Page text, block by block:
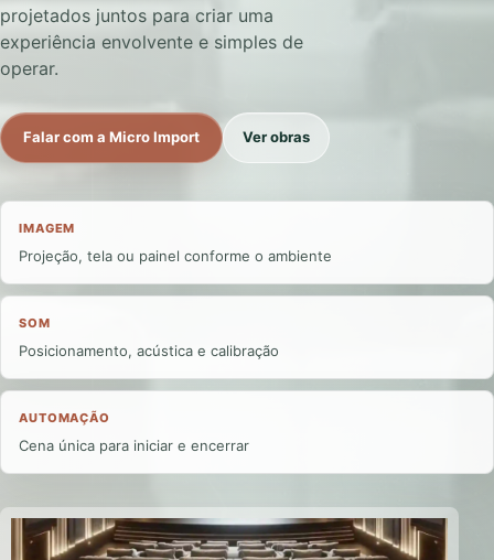
projetados juntos para criar uma
experiência envolvente e simples de
operar.
Falar com a Micro Import Ver obras
IMAGEM
Projeção, tela ou painel conforme o ambiente
SOM
Posicionamento, acústica e calibração
AUTOMAÇÃO
Cena única para iniciar e encerrar